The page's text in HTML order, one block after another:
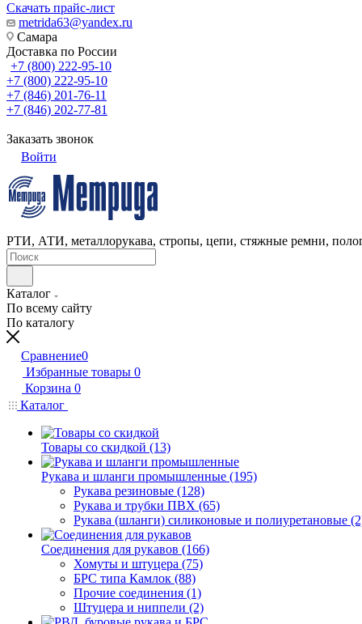
Скачать прайс-лист
metrida63@yandex.ru
Самара
Доставка по России
+7 (800) 222-95-10
+7 (800) 222-95-10
+7 (846) 201-76-11
+7 (846) 202-77-81
Заказать звонок
Войти
РТИ, АТИ, металлорукава, стропы, цепи, стяжные ремни,
Каталог
По всему сайту
По каталогу
Сравнение0
Избранные товары 0
Корзина 0
Каталог
Товары со скидкой (13)
Рукава и шланги промышленные (195)
Рукава резиновые (128)
Рукава и трубки ПВХ (65)
Рукава (шланги) силиконовые и полиуретановые
Соединения для рукавов (166)
Хомуты и штуцера (75)
БРС типа Камлок (88)
Прочие соединения (1)
Штуцера и ниппели (2)